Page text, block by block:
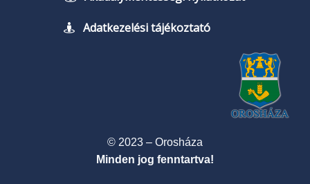
Adatkezelési tájékoztató
© 2023 – Orosháza
Minden jog fenntartva!